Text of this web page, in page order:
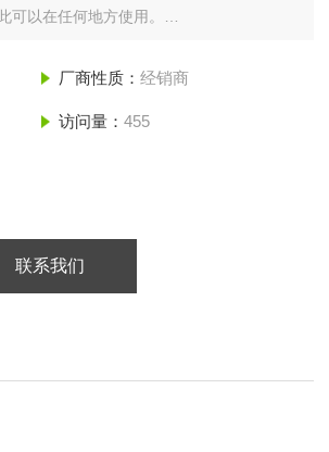
可以在任何地方使用。
厂商性质： 经销商
访问量： 455
联系我们